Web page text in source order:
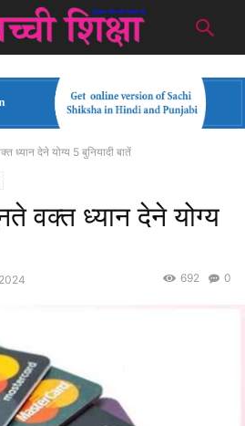
ध्यान देने योग्य 5 बुनियादी बातें
वक्त ध्यान देने योग्य
0
692